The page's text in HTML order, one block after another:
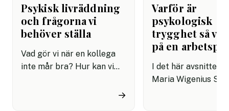
Psykisk livräddning
och frågorna vi
behöver ställa
Vad gör vi när en kollega
inte mår bra? Hur kan vi
→
Varför är
psykologisk
trygghet så
på en
I det här avsnittet
Maria Wigenius